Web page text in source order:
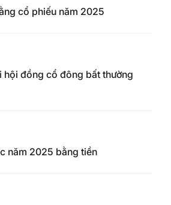
cổ phiếu năm 2025
hội đồng cổ đông bất thường
năm 2025 bằng tiền